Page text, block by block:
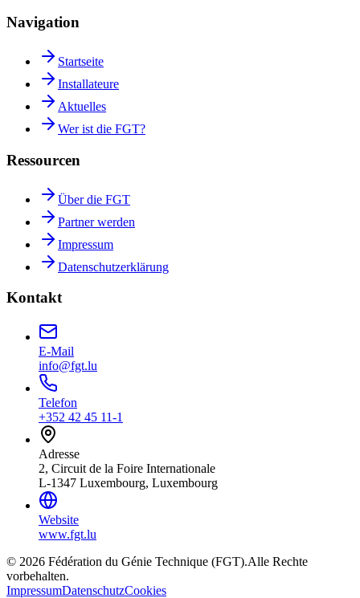
Navigation
Startseite
Installateure
Aktuelles
Wer ist die FGT?
Ressourcen
Über die FGT
Partner werden
Impressum
Datenschutzerklärung
Kontakt
E-Mail
info@fgt.lu
Telefon
+352 42 45 11-1
Adresse
2, Circuit de la Foire Internationale
L-1347 Luxembourg, Luxembourg
Website
www.fgt.lu
© 2026 Fédération du Génie Technique (FGT).Alle Rechte
vorbehalten.
ImpressumDatenschutzCookies